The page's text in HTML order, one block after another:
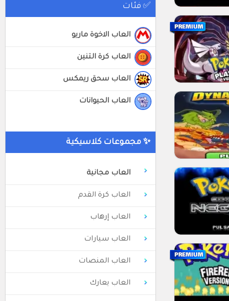
✅ فئات
العاب الاخوة ماريو
العاب كرة التنين
العاب سحق ريمكس
العاب الحيوانات
✨ مجموعات كلاسيكية
العاب مجانية
العاب كرة القدم
العاب إرهاب
العاب سيارات
العاب المنصات
العاب يعارك